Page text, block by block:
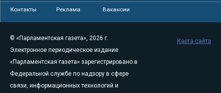
Контакты Реклама Вакансии
© «Парламентская газета», 2026 г.
Электронное периодическое издание
«Парламентская газета» зарегистрировано в
Федеральной службе по надзору в сфере
связи, информационных технологий и
Карта сайта